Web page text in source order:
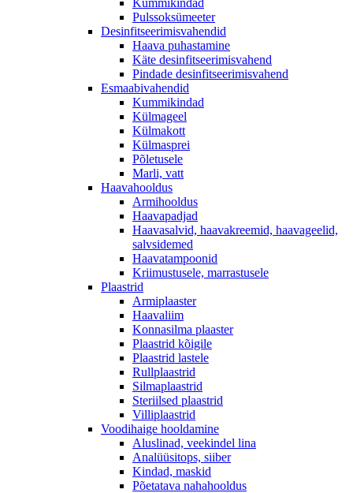
Kummikindad
Pulssoksümeeter
Desinfitseerimisvahendid
Haava puhastamine
Käte desinfitseerimisvahend
Pindade desinfitseerimisvahend
Esmaabivahendid
Kummikindad
Külmageel
Külmakott
Külmasprei
Põletusele
Marli, vatt
Haavahooldus
Armihooldus
Haavapadjad
Haavasalvid, haavakreemid, haavageelid,
salvsidemed
Haavatampoonid
Kriimustusele, marrastusele
Plaastrid
Armiplaaster
Haavaliim
Konnasilma plaaster
Plaastrid kõigile
Plaastrid lastele
Rullplaastrid
Silmaplaastrid
Steriilsed plaastrid
Villiplaastrid
Voodihaige hooldamine
Aluslinad, veekindel lina
Analüüsitops, siiber
Kindad, maskid
Põetatava nahahooldus